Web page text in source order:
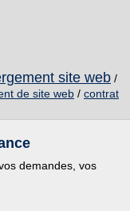
site web /
de site web / contrat
demandes, vos